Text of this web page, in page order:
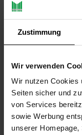
Zustimmung
Wir verwenden
Wir nutzen Cookies
Seiten sicher und
von Services
sowie Werbung
unserer
PAYBACK